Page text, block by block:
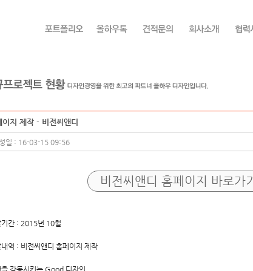
이지 제작 - 비전씨앤디
일 : 16-03-15 09:56
비전씨앤디 홈페이지 바로가기
기간 : 2015년 10월
역 : 비전씨앤디 홈페이지 제작
을 감동시키는 Good 디자인